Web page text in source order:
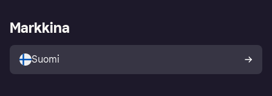
Tutustu kauppoihin
Ostajan turva
Kirjaudu sisään yrityksenä
Markkina
Suomi